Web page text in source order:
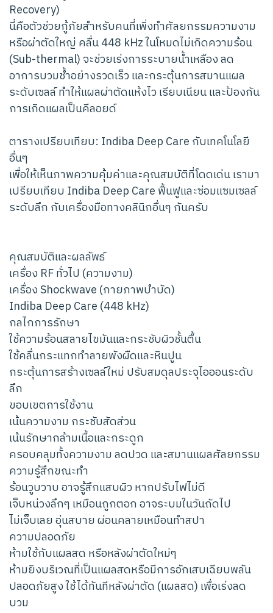
Recovery)
นี่คือตัวช่วยกู้ภัยสำหรับคนที่เพิ่งทำศัลยกรรมความงาม
หรือผ่าตัดใหญ่ คลื่น 448 kHz ในโหมดไม่เกิดความร้อน
(Sub-thermal) จะช่วยเร่งการระบายน้ำเหลือง ลด
อาการบวมช้ำอย่างรวดเร็ว และกระตุ้นการสมานแผล
ระดับเซลล์ ทำให้แผลผ่าตัดแห้งไว เรียบเนียน และป้องกัน
การเกิดแผลเป็นคีลอยด์
ตารางเปรียบเทียบ: Indiba Deep Care กับเทคโนโลยี
อื่นๆ
เพื่อให้เห็นภาพความคุ้มค่าและคุณสมบัติที่โดดเด่น เรามา
เปรียบเทียบ Indiba Deep Care ฟื้นฟูและซ่อมแซมเซลล์
ระดับลึก กับเครื่องมือทางคลินิกอื่นๆ กันครับ
คุณสมบัติและผลลัพธ์
เครื่อง RF ทั่วไป (ความงาม)
เครื่อง Shockwave (กายภาพบำบัด)
Indiba Deep Care (448 kHz)
กลไกการรักษา
ใช้ความร้อนสลายไขมันและกระชับผิวชั้นตื้น
ใช้คลื่นกระแทกทำลายพังผืดและหินปูน
กระตุ้นการสร้างเซลล์ใหม่ ปรับสมดุลประจุไอออนระดับ
ลึก
ขอบเขตการใช้งาน
เน้นความงาม กระชับสัดส่วน
เน้นรักษากล้ามเนื้อและกระดูก
ครอบคลุมทั้งความงาม ลดปวด และสมานแผลศัลยกรรม
ความรู้สึกขณะทำ
ร้อนวูบวาบ อาจรู้สึกแสบผิว หากปรับไฟไม่ดี
เจ็บหน่วงลึกๆ เหมือนถูกตอก อาจระบมในวันถัดไป
ไม่เจ็บเลย อุ่นสบาย ผ่อนคลายเหมือนทำสปา
ความปลอดภัย
ห้ามใช้กับแผลสด หรือหลังผ่าตัดใหม่ๆ
ห้ามยิงบริเวณที่เป็นแผลสดหรือมีการอักเสบเฉียบพลัน
ปลอดภัยสูง ใช้ได้ทันทีหลังผ่าตัด (แผลสด) เพื่อเร่งลด
บวม